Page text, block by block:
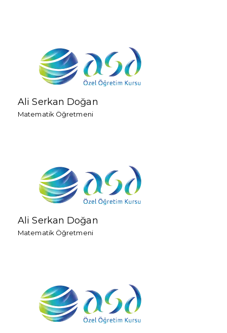
Ali Serkan Doğan
Matematik Öğretmeni
Ali Serkan Doğan
Matematik Öğretmeni